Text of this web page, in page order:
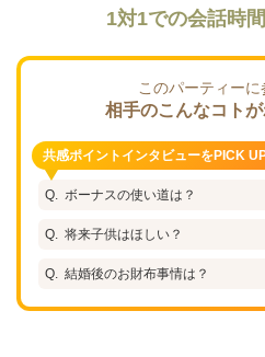
1対1での会話時間
このパーティーに
相手のこんなコトが
共感ポイントインタビューをPICK UP
ボーナスの使い道は？
将来子供はほしい？
結婚後のお財布事情は？